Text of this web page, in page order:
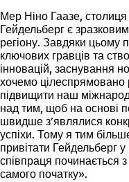
Мер Ніно Гаазе,
Гейдельберг є
регіону. Завдяки цьому
ключових гравців та
інновацій, заснування
хочемо цілеспрямовано
підвищити наш
над тим, щоб на основі
швидше з’являлися
успіхи. Тому я тим
привітати Гейдельберг
співпраця починається
самого початку».